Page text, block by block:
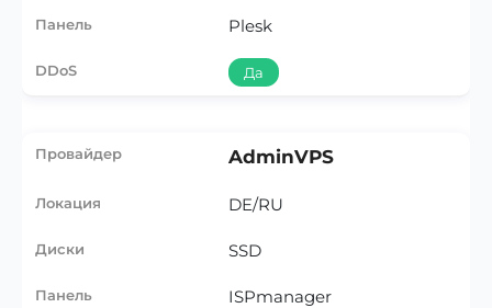
Plesk
Да
AdminVPS
DE/RU
SSD
ISPmanager